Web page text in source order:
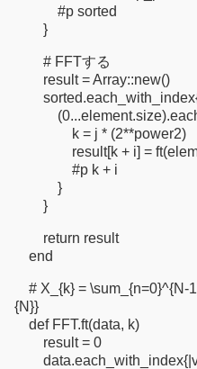
#p sorted
}
# FFTする
result = Array::new()
k = j * (2**power2)
result[k + i] =
#p k + i
}
}
return result
end
# X_{k} = \sum_{n=0}^{N-
{N}}
def FFT.ft(data, k)
result = 0